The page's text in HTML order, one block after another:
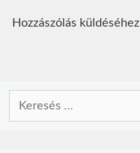
Hozzászólás küldéséhez